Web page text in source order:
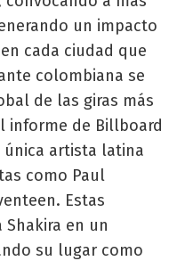
un impacto
cada ciudad que
colombiana se
de las giras más
informe de Billboard
única artista latina
como Paul
Estas
en un
su lugar como